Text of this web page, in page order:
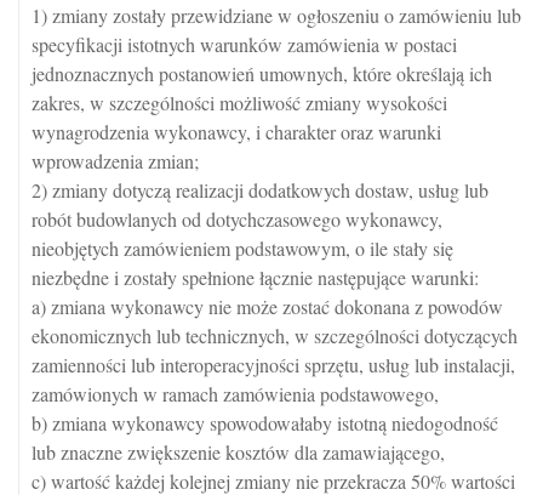
1) zmiany zostały przewidziane w ogłoszeniu o zamówieniu lub
specyfikacji istotnych warunków zamówienia w postaci
jednoznacznych postanowień umownych, które określają ich
zakres, w szczególności możliwość zmiany wysokości
wynagrodzenia wykonawcy, i charakter oraz warunki
wprowadzenia zmian;
2) zmiany dotyczą realizacji dodatkowych dostaw, usług lub
robót budowlanych od dotychczasowego wykonawcy,
nieobjętych zamówieniem podstawowym, o ile stały się
niezbędne i zostały spełnione łącznie następujące warunki:
a) zmiana wykonawcy nie może zostać dokonana z powodów
ekonomicznych lub technicznych, w szczególności dotyczących
zamienności lub interoperacyjności sprzętu, usług lub instalacji,
zamówionych w ramach zamówienia podstawowego,
b) zmiana wykonawcy spowodowałaby istotną niedogodność
lub znaczne zwiększenie kosztów dla zamawiającego,
c) wartość każdej kolejnej zmiany nie przekracza 50% wartości